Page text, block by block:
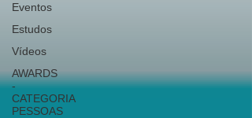
Eventos
Estudos
Vídeos
AWARDS
-
CATEGORIA
PESSOAS